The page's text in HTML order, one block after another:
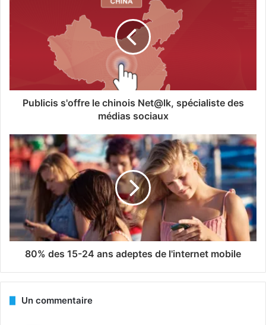
Publicis s'offre le chinois Net@lk, spécialiste des
médias sociaux
80% des 15-24 ans adeptes de l'internet mobile
Un commentaire